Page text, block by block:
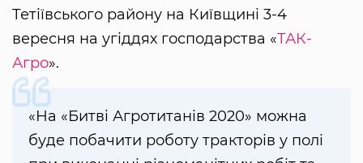
Тетіївського району на Київщині 3-4
вересня на угіддях господарства «ТАК-
Агро».
«На «Битві Агротитанів 2020» можна
буде побачити роботу тракторів у полі